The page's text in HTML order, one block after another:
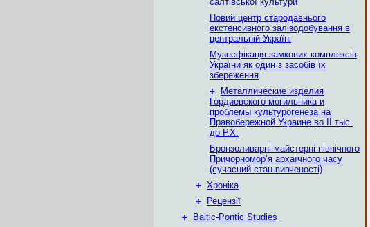
Новий центр стародавнього
екстенсивного залізодобування в
центральній Україні
Музеєфікація замкових комплексів
України як один з засобів їх
збереження
+
Металлические изделия
Гордиевского могильника и
проблемы культурогенеза на
Правобережной Украине во II тыс.
до Р.Х.
Бронзоливарні майстерні північного
Причорномор’я архаїчного часу
(cучасний стан вивченості)
+ Хроніка
+
Рецензії
+
Baltic-Pontic Studies